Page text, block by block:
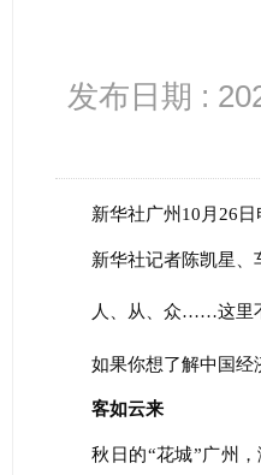
发布日期 :
新华社广州10月26日
新华社记者陈凯星、
人、从、众……这里
如果你想了解中国经
客如云来
秋日的“花城”广州